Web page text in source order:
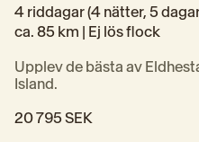
4 riddagar (4 nätter, 5
ca. 85 km | Ej lös flock
Upplev de bästa av
Island.
20 795 SEK